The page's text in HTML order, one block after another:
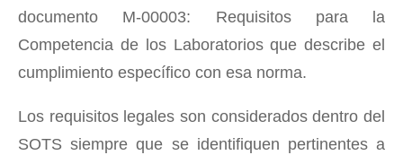
documento M-00003: Requisitos para la
Competencia de los Laboratorios que describe el
cumplimiento específico con esa norma.
Los requisitos legales son considerados dentro del
SOTS siempre que se identifiquen pertinentes a